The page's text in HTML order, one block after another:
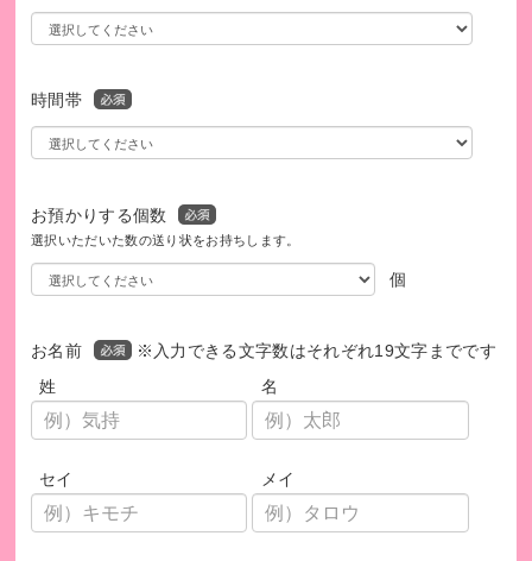
フェアトレードを通じた市民参加（日本)
あなたの寄付はこんな支援に
1,000円のご支援で
マップを4世帯分作成・提供できます。
1,500円のご支援で
バングラデシュ事業で家事使用人支援センターにおいて、読
ます。
時間帯
お預かりする個数
選択いただいた数の送り状をお持ちします。
個
お名前
※入力できる文字数はそれぞれ19文字までです
姓
名
セイ メイ